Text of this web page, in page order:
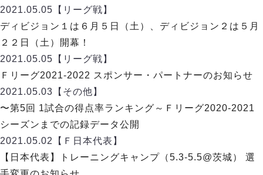
選手の通算記録（Ｆ２）
ヴォスクオーレ仙台
マルバ水戸FC
リガーレヴィア葛飾
Y．S．C．C．横浜
ヴィンセドール白山
アグレミーナ浜松
デウソン神戸
ポルセイド浜田
ミラクルスマイル新居浜
2021.05.05 【リーグ戦】
ディビジョン１は６月５日（土）、ディビジョン２は５月
２２日（土）開幕！
2021.05.05 【リーグ戦】
Ｆリーグ2021-2022 スポンサー・パートナーのお知らせ
2021.05.03 【その他】
〜第5回 1試合の得点率ランキング～Ｆリーグ2020-2021
シーズンまでの記録データ公開
2021.05.02
【Ｆ日本代表】
【日本代表】トレーニングキャンプ（5.3-5.5@茨城） 選